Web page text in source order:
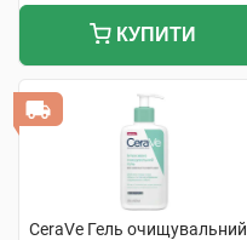
КУПИТИ
CeraVe Гель очищувальний